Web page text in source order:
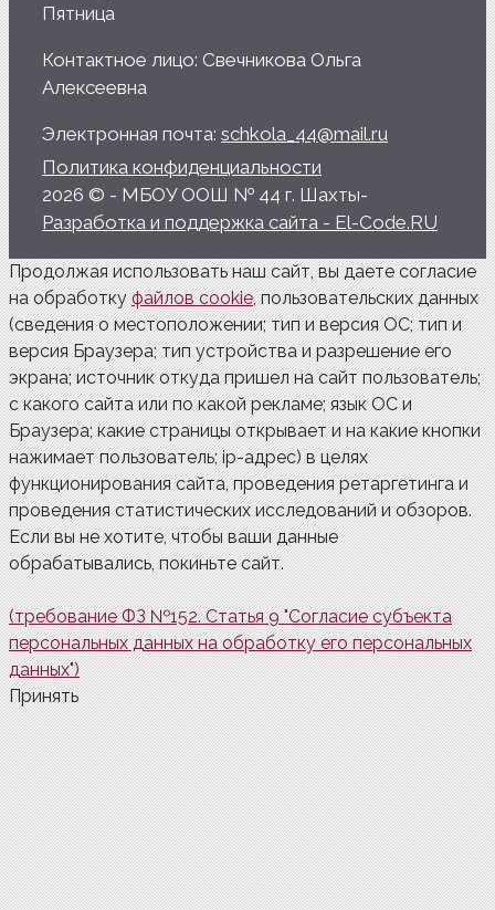
Пятница
Контактное лицо: Свечникова Ольга
Алексеевна
Электронная почта: schkola_44@mail.ru
Политика конфиденциальности
2026 © - МБОУ ООШ № 44 г. Шахты-
Разработка и поддержка сайта - El-Code.RU
Продолжая использовать наш сайт, вы даете согласие
на обработкуфайлов cookie, пользовательских данных
(сведения о местоположении; тип и версия ОС; тип и
версия Браузера; тип устройства и разрешение его
экрана; источник откуда пришел на сайт пользователь;
с какого сайта или по какой рекламе; язык ОС и
Браузера; какие страницы открывает и на какие кнопки
нажимает пользователь; ip-адрес) в целях
функционирования сайта, проведения ретаргетинга и
проведения статистических исследований и обзоров.
Если вы не хотите, чтобы ваши данные
обрабатывались, покиньте сайт.
(требование ФЗ №152. Статья 9 "Согласие субъекта
персональных данных на обработку его персональных
данных")
Принять